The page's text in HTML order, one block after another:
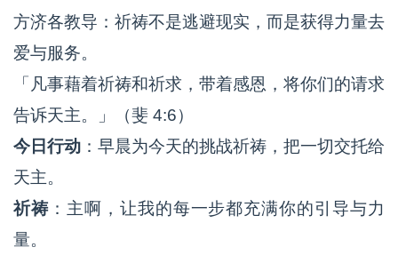
方济各教导：祈祷不是逃避现实，而是获得力量去
爱与服务。
「凡事藉着祈祷和祈求，带着感恩，将你们的请求
告诉天主。」（斐 4:6）
今日行动 ：早晨为今天的挑战祈祷，把一切交托给
天主。
祈祷：主啊，让我的每一步都充满你的引导与力
量。